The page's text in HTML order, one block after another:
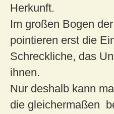
Herkunft.
Im großen Bogen
pointieren erst die
Schreckliche, das
ihnen.
Nur deshalb kann
die gleichermaßen